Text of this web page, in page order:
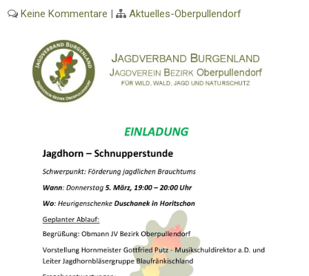
Keine Kommentare | Aktuelles-Oberpullendorf